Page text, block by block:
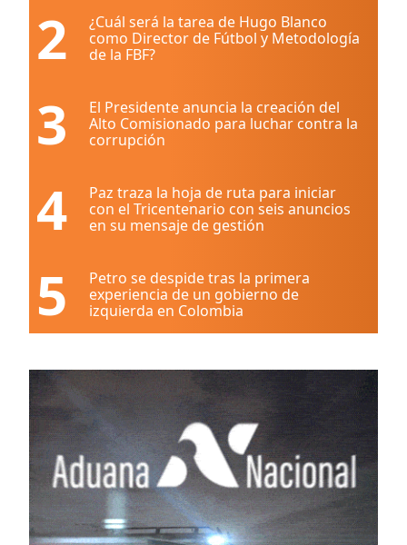
2
¿Cuál será la tarea de Hugo Blanco
como Director de Fútbol y Metodología
de la FBF?
3
El Presidente anuncia la creación del
Alto Comisionado para luchar contra la
corrupción
4
Paz traza la hoja de ruta para iniciar
con el Tricentenario con seis anuncios
en su mensaje de gestión
5
Petro se despide tras la primera
experiencia de un gobierno de
izquierda en Colombia